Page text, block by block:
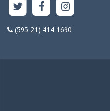
(595 21) 414 1690